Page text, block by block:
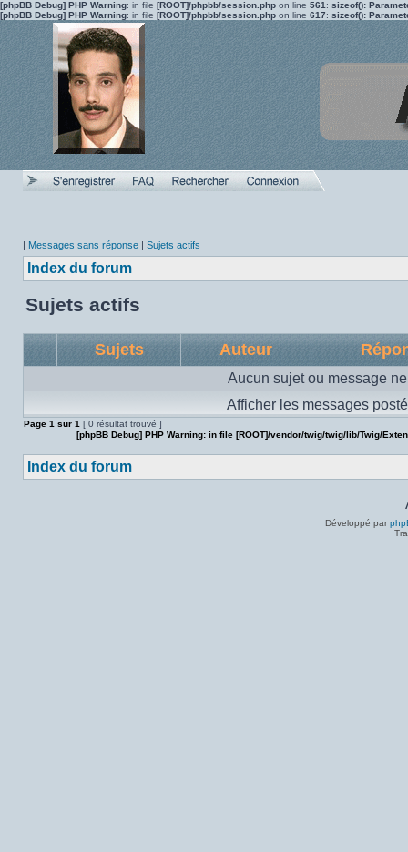
[phpBB Debug] PHP Warning: in file [ROOT]/phpbb/session.php on line 561 : sizeof():
[phpBB Debug] PHP Warning: in file [ROOT]/phpbb/session.php on line 617: sizeof():
| Messages sans réponse | Sujets actifs
Index du forum
Sujets actifs
Sujets Auteur
Aucun sujet ou message
Afficher les messages
Page 1 sur 1 [ 0 résultat trouvé ]
[phpBB Debug] PHP Warning: in file [ROOT]/vendor/twig/twig/lib/Twig/
Index du forum
Développé par